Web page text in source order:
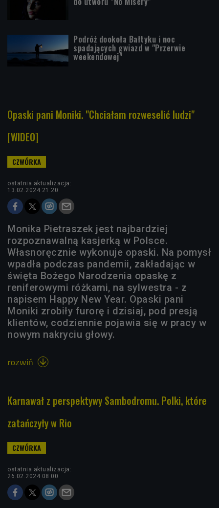
Podróż dookoła Bałtyku i noc
spadających gwiazd w "Przerwie
weekendowej"
Opaski pani Moniki. "Chciałam rozweselić ludzi"
[WIDEO]
ostatnia aktualizacja:
13.02.2024 21:20
Monika Pietraszek jest najbardziej
rozpoznawalną kasjerką w Polsce.
Własnoręcznie wykonuje opaski. Na pomysł
wpadła podczas pandemii, zakładając w
święta Bożego Narodzenia opaskę z
reniferowymi różkami, na sylwestra - z
napisem Happy New Year. Opaski pani
Moniki zrobiły furorę i dzisiaj, pod presją
klientów, codziennie pojawia się w pracy w
nowym nakryciu głowy.
rozwiń 
Karnawał z perspektywy Sambodromu. Polki, które
zatańczyły w Rio
ostatnia aktualizacja:
26.02.2024 08:00